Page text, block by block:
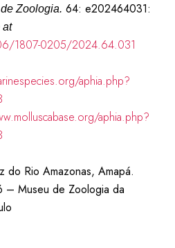
Zoologia. 64: e202464031:
at
1807-0205/2024.64.031
aphia.php?
aphia.php?
Rio Amazonas, Amapá.
– Museu de Zoologia da